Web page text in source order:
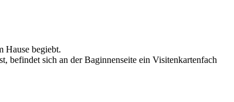
Hause begiebt.
befindet sich an der Baginnenseite ein Visitenkartenfach